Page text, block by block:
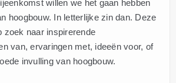
willen we het gaan hebben
hoogbouw. In letterlijke zin dan. Deze
zoek naar inspirerende
van, ervaringen met, ideeën voor, of
invulling van hoogbouw.